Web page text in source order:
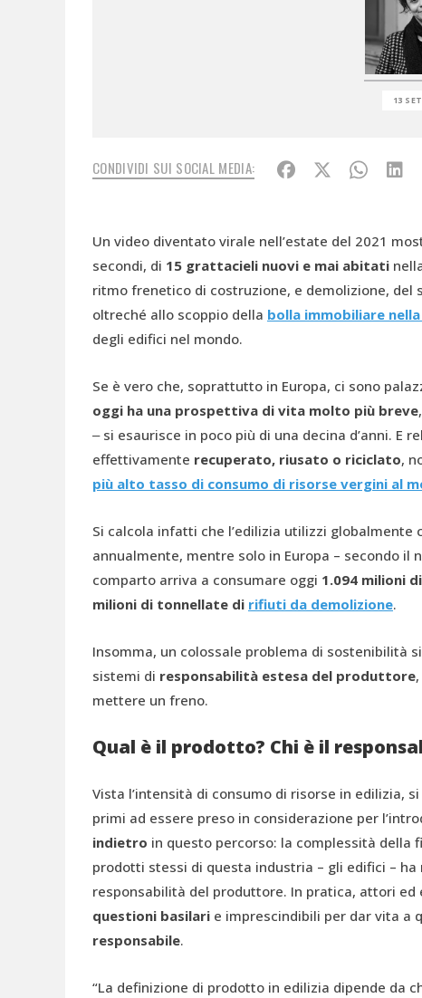
13
CONDIVIDI SUI SOCIAL MEDIA:
Un video diventato virale nell’estate del 2021
secondi, di 15 grattacieli nuovi e mai abitati
ritmo frenetico di costruzione, e demolizione,
oltreché allo scoppio della bolla immobiliare
degli edifici nel mondo.
Se è vero che, soprattutto in Europa, ci sono
oggi ha una prospettiva di vita molto più breve
‒ si esaurisce in poco più di una decina d’anni. E
effettivamente recuperato, riusato o riciclato,
più alto tasso di consumo di risorse vergini al
Si calcola infatti che l’edilizia utilizzi globalmente
annualmente, mentre solo in Europa – secondo il
comparto arriva a consumare oggi 1.094 milioni
milioni di tonnellate di rifiuti da demolizione.
Insomma, un colossale problema di sostenibilità
sistemi di responsabilità estesa del produttore
mettere un freno.
Qual è il prodotto? Chi è il
Vista l’intensità di consumo di risorse in edilizia,
primi ad essere preso in considerazione per
indietro in questo percorso: la complessità della
prodotti stessi di questa industria – gli edifici – ha
responsabilità del produttore. In pratica, attori
questioni basilari e imprescindibili per dar vita a
responsabile.
“La definizione di prodotto in edilizia dipende da